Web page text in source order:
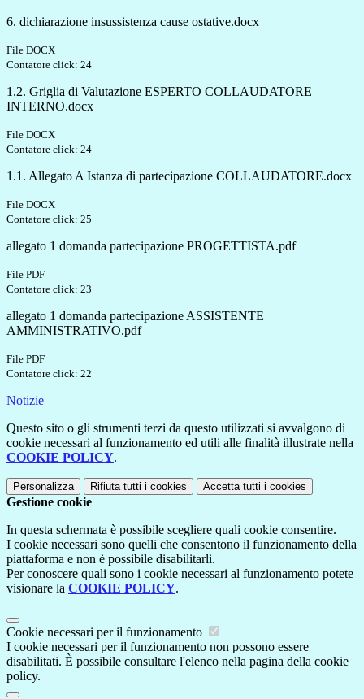
6. dichiarazione insussistenza cause ostative.docx
File DOCX
Contatore click: 24
1.2. Griglia di Valutazione ESPERTO COLLAUDATORE
INTERNO.docx
File DOCX
Contatore click: 24
1.1. Allegato A Istanza di partecipazione COLLAUDATORE.docx
File DOCX
Contatore click: 25
allegato 1 domanda partecipazione PROGETTISTA.pdf
File PDF
Contatore click: 23
allegato 1 domanda partecipazione ASSISTENTE
AMMINISTRATIVO.pdf
File PDF
Contatore click: 22
Notizie
Questo sito o gli strumenti terzi da questo utilizzati si avvalgono di
cookie necessari al funzionamento ed utili alle finalità illustrate nella
COOKIE POLICY.
Personalizza Rifiuta tutti i cookies Accetta tutti i cookies
Gestione cookie
In questa schermata è possibile scegliere quali cookie consentire.
I cookie necessari sono quelli che consentono il funzionamento della
piattaforma e non è possibile disabilitarli.
Per conoscere quali sono i cookie necessari al funzionamento potete
visionare la COOKIE POLICY.
Cookie necessari per il funzionamento
I cookie necessari per il funzionamento non possono essere
disabilitati. È possibile consultare l'elenco nella pagina della cookie
policy.